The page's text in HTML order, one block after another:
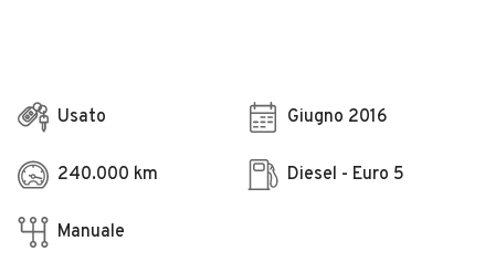
Usato Giugno 2016
240.000 km Diesel - Euro 5
Manuale